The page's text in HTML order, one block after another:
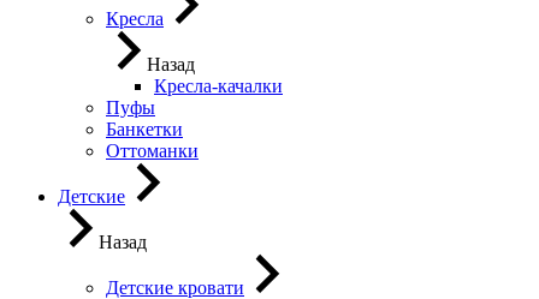
Кресла
Назад
Кресла-качалки
Пуфы
Банкетки
Оттоманки
Детские
Назад
Детские кровати